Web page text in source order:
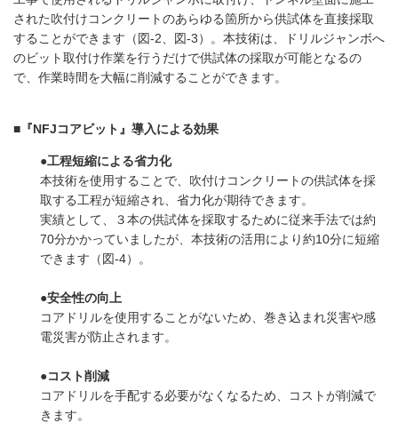
された吹付けコンクリートのあらゆる箇所から供試体を直接採取
することができます（図-2、図-3）。本技術は、ドリルジャンボへ
のビット取付け作業を行うだけで供試体の採取が可能となるの
で、作業時間を大幅に削減することができます。
■『NFJコアビット』導入による効果
●工程短縮による省力化
本技術を使用することで、吹付けコンクリートの供試体を採
取する工程が短縮され、省力化が期待できます。
実績として、３本の供試体を採取するために従来手法では約
70分かかっていましたが、本技術の活用により約10分に短縮
できます（図-4）。
●安全性の向上
コアドリルを使用することがないため、巻き込まれ災害や感
電災害が防止されます。
●コスト削減
コアドリルを手配する必要がなくなるため、コストが削減で
きます。